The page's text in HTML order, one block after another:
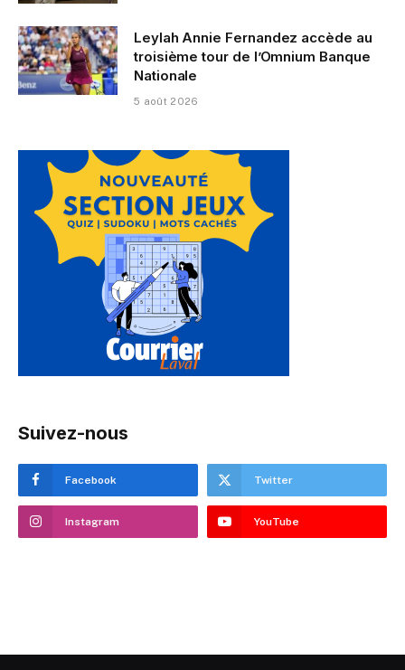
Leylah Annie Fernandez accède au
troisième tour de l’Omnium Banque
Nationale
5 août 2026
Suivez-nous
Facebook Twitter
Instagram YouTube